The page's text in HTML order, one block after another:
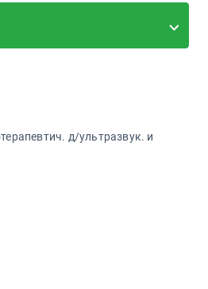
д/ультразвук. и